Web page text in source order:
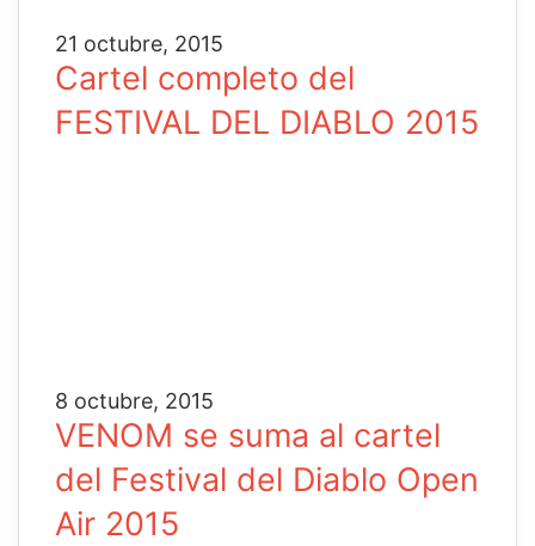
21 octubre, 2015
Cartel completo del
FESTIVAL DEL DIABLO 2015
8 octubre, 2015
VENOM se suma al cartel
del Festival del Diablo Open
Air 2015